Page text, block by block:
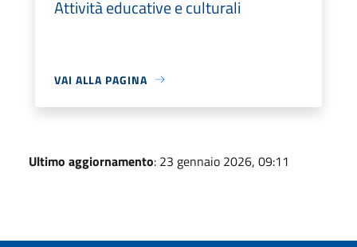
Attività educative e culturali
VAI ALLA PAGINA
Ultimo aggiornamento: 23 gennaio 2026, 09:11